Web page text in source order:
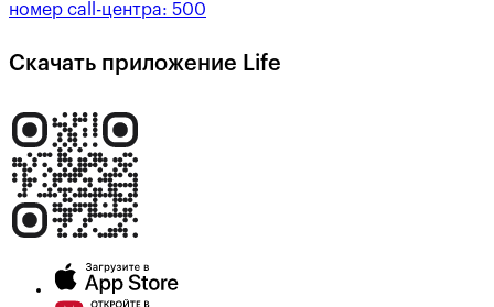
номер call-центра: 500
Скачать приложение Life